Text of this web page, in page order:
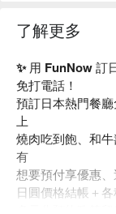
了解更多
✨ 用 FunNow 訂
免打電話！
預訂日本熱門餐
上
燒肉吃到飽、和
有
想要預付享優惠
日圓價格結帳＋